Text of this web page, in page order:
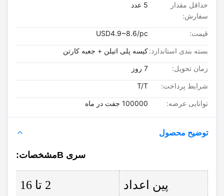
حداقل مقدار
سفارش:
قیمت: USD4.9~8.6/pc
بسته بندی استاندارد:کیسه پلی اتیلن + جعبه کارتن
زمان تحویل:
شرایط پرداخت: T/T
توانایی عرضه: 100000 جفت در ماه
توضیح محصول
سری B مشخصات:
پین اعداد